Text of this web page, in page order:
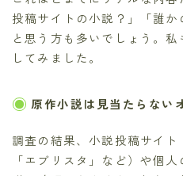
投稿サイトの小説？」「誰か
と思う方も多いでしょう。
してみました。
原作小説は見当たらない
調査の結果、小説投稿サイ
「エブリスタ」など）や個